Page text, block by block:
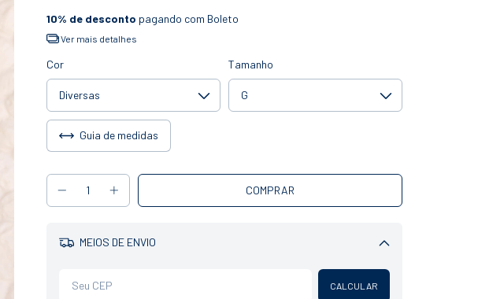
10% de desconto pagando com Boleto
Ver mais detalhes
Cor Tamanho
Guia de medidas
MEIOS DE ENVIO
Alterar CEP
CALCULAR